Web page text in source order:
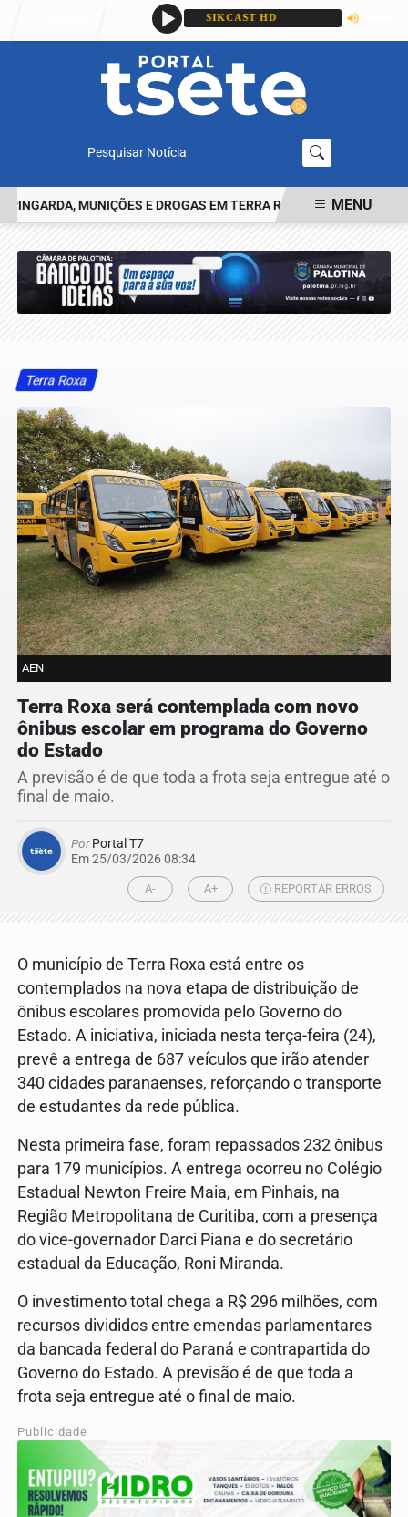
Pesquisar Notícia
MUNIÇÕES E DROGAS EM TERRA ROXA IDENTIFICADO O
MENU
Terra Roxa
AEN
Terra Roxa será contemplada com novo
ônibus escolar em programa do Governo
do Estado
A previsão é de que toda a frota seja entregue até o
final de maio.
PorPortal T7
Em 25/03/2026 08:34
A- A+ REPORTAR ERROS
O município de Terra Roxa está entre os
contemplados na nova etapa de distribuição de
ônibus escolares promovida pelo Governo do
Estado. A iniciativa, iniciada nesta terça-feira (24),
prevê a entrega de 687 veículos que irão atender
340 cidades paranaenses, reforçando o transporte
de estudantes da rede pública.
Nesta primeira fase, foram repassados 232 ônibus
para 179 municípios. A entrega ocorreu no Colégio
Estadual Newton Freire Maia, em Pinhais, na
Região Metropolitana de Curitiba, com a presença
do vice-governador Darci Piana e do secretário
estadual da Educação, Roni Miranda.
O investimento total chega a R$ 296 milhões, com
recursos divididos entre emendas parlamentares
da bancada federal do Paraná e contrapartida do
Governo do Estado. A previsão é de que toda a
frota seja entregue até o final de maio.
Publicidade